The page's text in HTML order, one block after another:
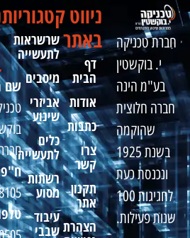
חברת טכניקה
י. בוקשטין
בע"מ הינה
חברה חלוצית
שהוקמה
בשנת 1925
ונכנסת כעת
לחגיגות 100
שנות פעילות.
ניווט
באתר
דף
הבית
אודות
כתבות
צרו
קשר
תקנון
אתר
הצהרת
קטגוריות
שרשראות
לתעשייה
מיסבים
אביזרי
שינוע
כלים
לתעשייה
רשתות
מסוע
עיבוד
שבבי
שם